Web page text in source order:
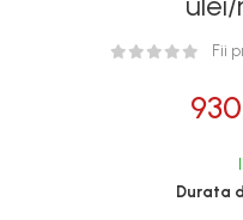
Fii
Durata